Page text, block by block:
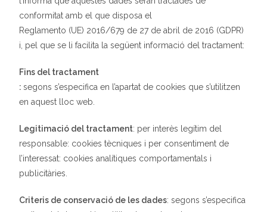
conformitat amb el que disposa el
Reglamento (UE) 2016/679 de 27 de abril de 2016 (GDPR)
i, pel que se li facilita la següent informació del tractament:
Fins del tractament
:segons s’especifica en l’apartat de cookies que s’utilitzen
en aquest lloc web.
Legitimació del tractament: per interès legítim del
responsable: cookies tècniques i per consentiment de
l’interessat: cookies analítiques comportamentals i
publicitàries.
Criteris de conservació de les dades: segons s’especifica